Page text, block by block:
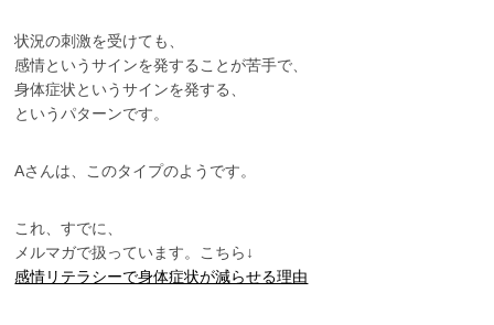
状況の刺激を受けても、
感情というサインを発することが苦手で、
身体症状というサインを発する、
というパターンです。
Aさんは、このタイプのようです。
これ、すでに、
メルマガで扱っています。こちら↓
感情リテラシーで身体症状が減らせる理由